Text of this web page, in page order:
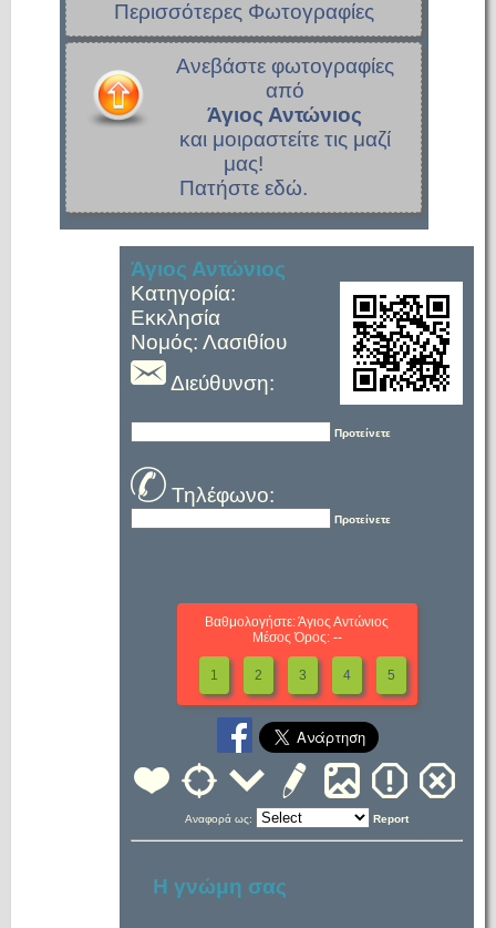
Περισσότερες Φωτογραφίες
Ανεβάστε φωτογραφίες
από
Άγιος Αντώνιος
και μοιραστείτε τις μαζί
μας!
Πατήστε εδώ.
Άγιος Αντώνιος
Κατηγορία:
Εκκλησία
Νομός: Λασιθίου
Διεύθυνση:
Προτείνετε
Τηλέφωνο:
Προτείνετε
Βαθμολογήστε: Άγιος Αντώνιος
Μέσος Όρος: --
1 2 3 4 5
Αναφορά ως: Report
Η γνώμη σας